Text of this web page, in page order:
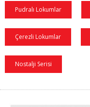
Pudralı Lokumlar
Çerezli Lokumlar
Nostalji Serisi